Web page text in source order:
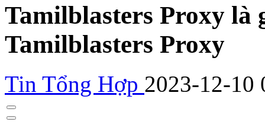
Tamilblasters Proxy là
Tamilblasters Proxy
Tin Tổng Hợp 2023-12-10